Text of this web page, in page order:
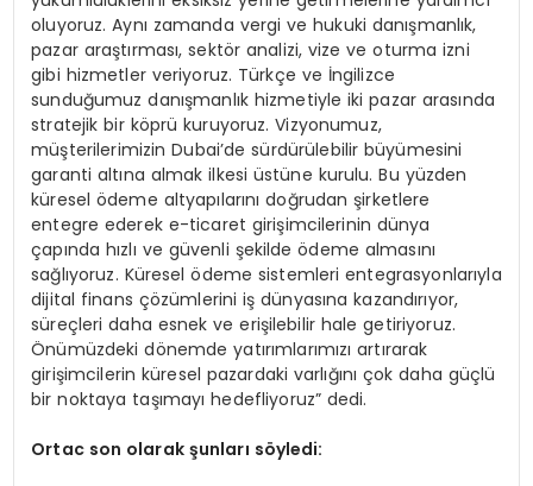
oluyoruz. Aynı zamanda vergi ve hukuki danışmanlık,
pazar araştırması, sektör analizi, vize ve oturma izni
gibi hizmetler veriyoruz. Türkçe ve İngilizce
sunduğumuz danışmanlık hizmetiyle iki pazar arasında
stratejik bir köprü kuruyoruz. Vizyonumuz,
müşterilerimizin Dubai’de sürdürülebilir büyümesini
garanti altına almak ilkesi üstüne kurulu. Bu yüzden
küresel ödeme altyapılarını doğrudan şirketlere
entegre ederek e-ticaret girişimcilerinin dünya
çapında hızlı ve güvenli şekilde ödeme almasını
sağlıyoruz. Küresel ödeme sistemleri entegrasyonlarıyla
dijital finans çözümlerini iş dünyasına kazandırıyor,
süreçleri daha esnek ve erişilebilir hale getiriyoruz.
Önümüzdeki dönemde yatırımlarımızı artırarak
girişimcilerin küresel pazardaki varlığını çok daha güçlü
bir noktaya taşımayı hedefliyoruz” dedi.
Ortac son olarak şunları söyledi: